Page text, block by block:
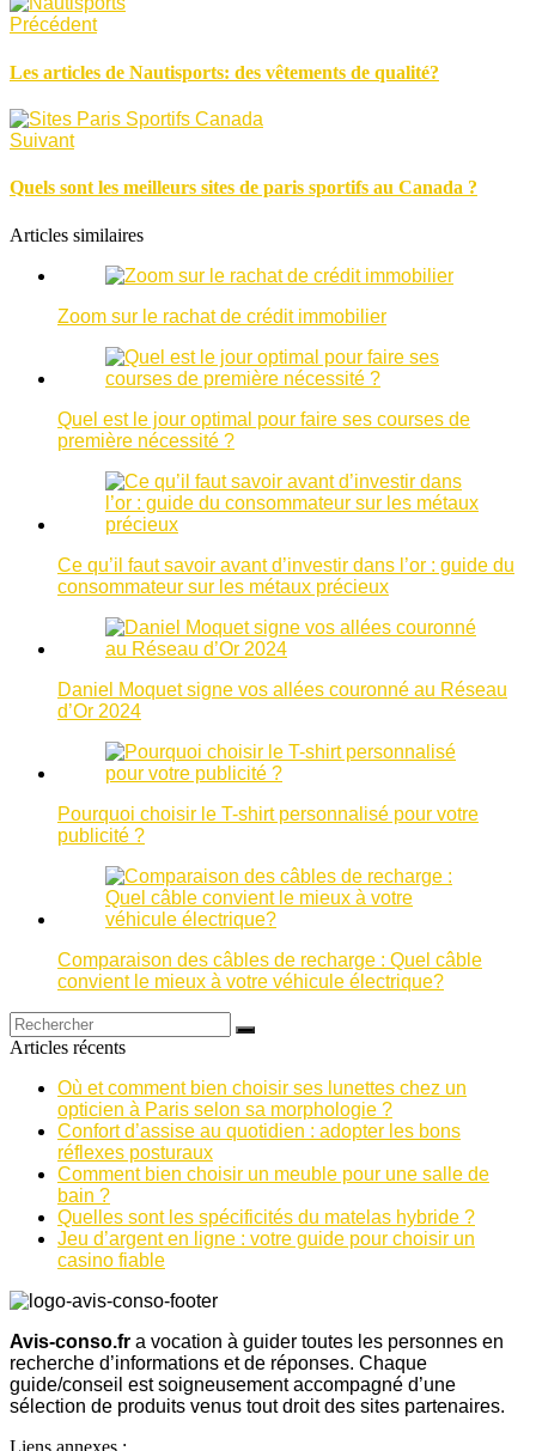
Précédent
Les articles de Nautisports: des vêtements de qualité?
Suivant
Quels sont les meilleurs sites de paris sportifs au Canada ?
Articles similaires
Zoom sur le rachat de crédit immobilier
Quel est le jour optimal pour faire ses courses de
première nécessité ?
Ce qu’il faut savoir avant d’investir dans l’or : guide du
consommateur sur les métaux précieux
Daniel Moquet signe vos allées couronné au Réseau
d’Or 2024
Pourquoi choisir le T-shirt personnalisé pour votre
publicité ?
Comparaison des câbles de recharge : Quel câble
convient le mieux à votre véhicule électrique?
Articles récents
Où et comment bien choisir ses lunettes chez un
opticien à Paris selon sa morphologie ?
Confort d’assise au quotidien : adopter les bons
réflexes posturaux
Comment bien choisir un meuble pour une salle de
bain ?
Quelles sont les spécificités du matelas hybride ?
Jeu d’argent en ligne : votre guide pour choisir un
casino fiable
Avis-conso.fr a vocation à guider toutes les personnes en
recherche d’informations et de réponses. Chaque
guide/conseil est soigneusement accompagné d’une
sélection de produits venus tout droit des sites partenaires.
Liens annexes :